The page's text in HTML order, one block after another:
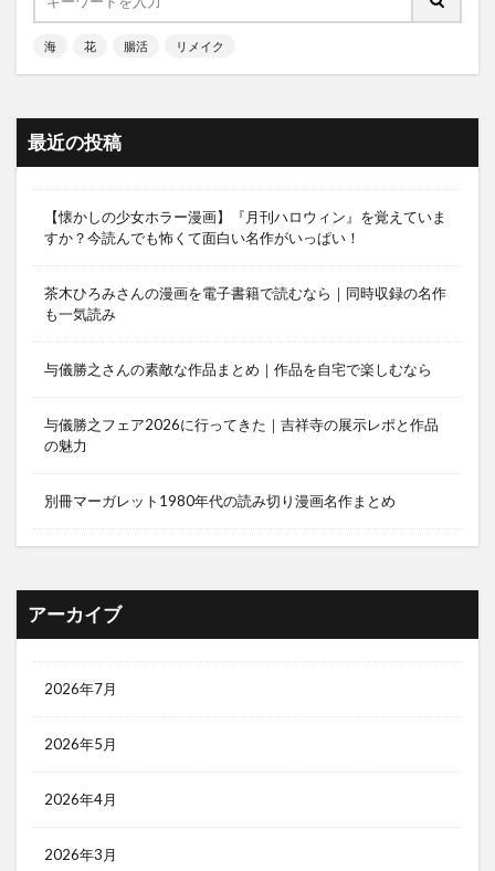
海 花 腸活 リメイク
最近の投稿
【懐かしの少女ホラー漫画】『月刊ハロウィン』を覚えていま
すか？今読んでも怖くて面白い名作がいっぱい！
茶木ひろみさんの漫画を電子書籍で読むなら｜同時収録の名作
も一気読み
与儀勝之さんの素敵な作品まとめ｜作品を自宅で楽しむなら
与儀勝之フェア2026に行ってきた｜吉祥寺の展示レポと作品
の魅力
別冊マーガレット1980年代の読み切り漫画名作まとめ
アーカイブ
2026年7月
2026年5月
2026年4月
2026年3月